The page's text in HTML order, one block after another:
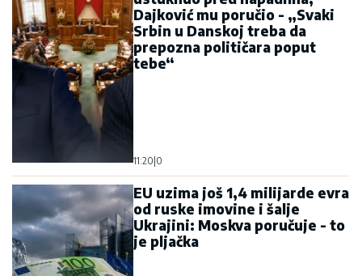
Dajković mu poručio - „Svaki
Srbin u Danskoj treba da
prepozna političara poput
tebe“
11:20|0
EU uzima još 1,4 milijarde evra
od ruske imovine i šalje
Ukrajini: Moskva poručuje - to
je pljačka